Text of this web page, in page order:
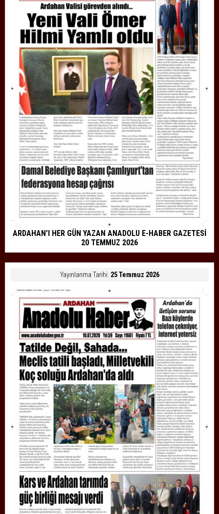
ARDAHAN’I HER GÜN YAZAN ANADOLU E-HABER GAZETESİ
20 TEMMUZ 2026
Yayınlanma Tarihi: 25 Temmuz 2026